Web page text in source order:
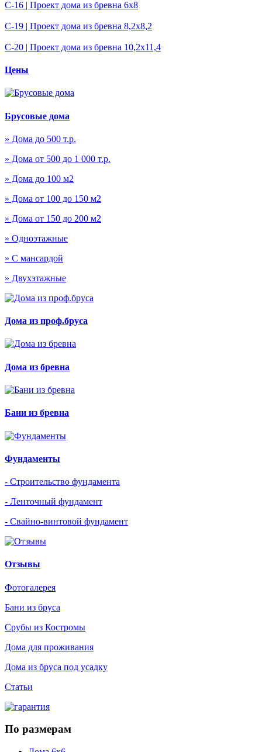
С-16 | Проект дома из бревна 6х8
С-19 | Проект дома из бревна 8,2х8,2
С-20 | Проект дома из бревна 10,2х11,4
Цены
Брусовые дома
» Дома до 500 т.р.
» Дома от 500 до 1 000 т.р.
» Дома до 100 м2
» Дома от 100 до 150 м2
» Дома от 150 до 200 м2
» Одноэтажные
» С мансардой
» Двухэтажные
Дома из проф.бруса
Дома из бревна
Бани из бревна
Фундаменты
- Строительство фундамента
- Ленточный фундамент
- Свайно-винтовой фундамент
Отзывы
Фотогалерея
Бани из бруса
Срубы из Костромы
Дома для проживания
Дома из бруса под усадку
Статьи
По размерам